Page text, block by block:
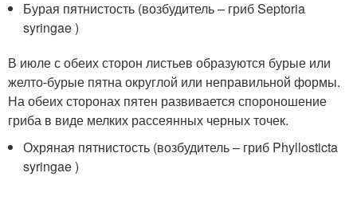
Бурая пятнистость (возбудитель – гриб Septoria
syringae )
В июле с обеих сторон листьев образуются бурые или
желто-бурые пятна округлой или неправильной формы.
На обеих сторонах пятен развивается спороношение
гриба в виде мелких рассеянных черных точек.
Охряная пятнистость (возбудитель – гриб Phyllosticta
syringae )